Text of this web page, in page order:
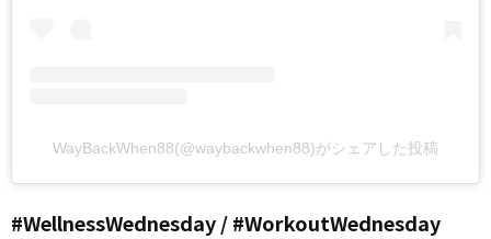
WayBackWhen88(@waybackwhen88)がシェアした投稿
#WellnessWednesday / #WorkoutWednesday